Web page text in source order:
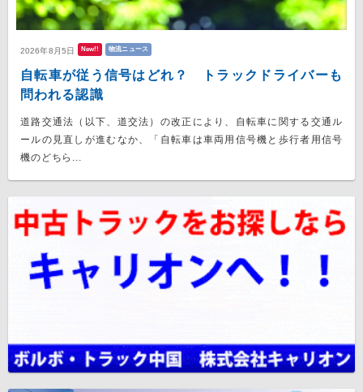
2026年8月5日 New!! 物流ニュース
自転車が従う信号はどれ？ トラックドライバーも
問われる認識
道路交通法（以下、道交法）の改正により、自転車に関する交通ル
ールの見直しが進むなか、「自転車は車両用信号機と歩行者用信号
機のどちら...